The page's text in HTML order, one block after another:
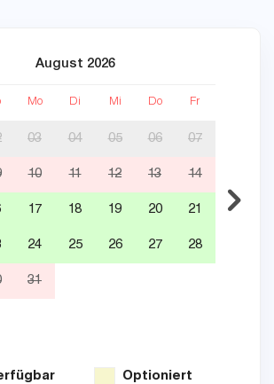
August 2026
Mo Di Mi Do Fr
03 04 05 06 07
10 11 12 13 14
17 18 19 20 21
24 25 26 27 28
31
Optioniert